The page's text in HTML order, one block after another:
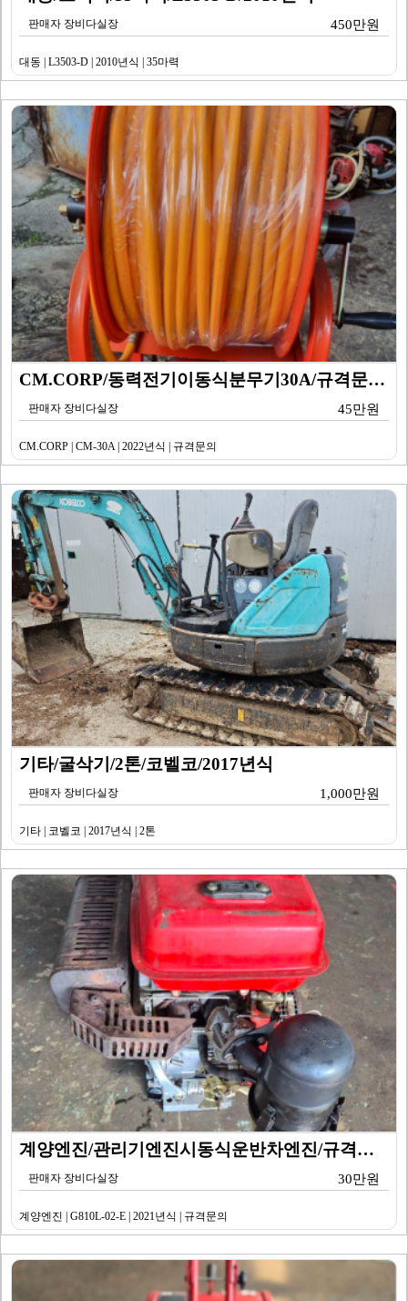
판매자 장비다실장 450만원
대동 | L3503-D | 2010년식 | 35마력
CM.CORP/동력전기이동식분무기30A/규격문의/CM-…
판매자 장비다실장 45만원
CM.CORP | CM-30A | 2022년식 | 규격문의
기타/굴삭기/2톤/코벨코/2017년식
판매자 장비다실장 1,000만원
기타 | 코벨코 | 2017년식 | 2톤
계양엔진/관리기엔진시동식운반차엔진/규격문의/G810L-…
판매자 장비다실장 30만원
계양엔진 | G810L-02-E | 2021년식 | 규격문의